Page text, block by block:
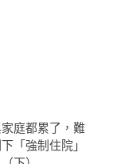
庭都累了，難
「強制住院」